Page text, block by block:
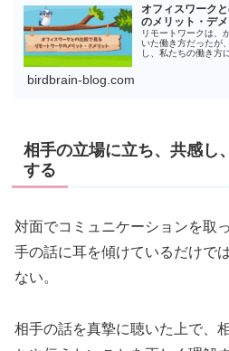
オフィスワーク
のメリット・デ
リモートワークは、
いた働き方だったが
し、私たちの働き方
birdbrain-blog.com
相手の立場に立ち、共感し
する
対面でコミュニケーションを取
手の話に耳を傾けているだけで
ない。
相手の話を真摯に聴いた上で、